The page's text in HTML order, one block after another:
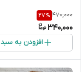
470,000
27%
340,000
افزودن به سبد